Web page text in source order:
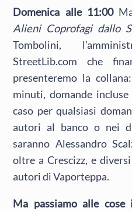
Domenica alle 11:00
Alieni Coprofagi dallo
Tombolini,
StreetLib.com che
presenteremo la
minuti, domande
caso per qualsiasi
autori al banco o nei
saranno Alessandro
oltre a Crescizz, e
autori di Vaporteppa.
Ma passiamo alle